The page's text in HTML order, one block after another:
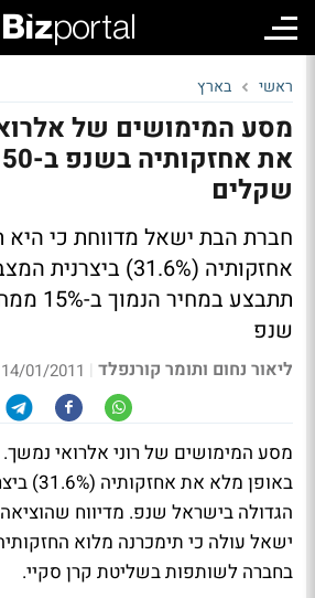
ראשי בארץ
מסע המימושים של
שקלים
חברת הבת ישאל מדווחת כי
אחזקותיה (31.6%)
תתבצע
שנפ
ליאור נחום ותומר קורנפלד |
14/01/2011 11:34
מסע המימושים של רוני אלרואי
באופן מלא
הגדולה בישראל שנפ. מדיווח
ישאל עולה כי תימכרנה מלוא
בחברה לשותפות בשליטת קרן סקיי.